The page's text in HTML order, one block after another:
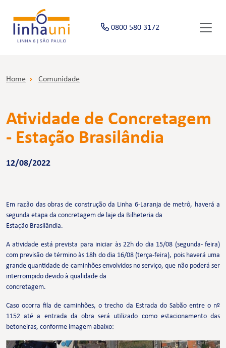
0800 580 3172
Home Comunidade
Atividade de Concretagem
- Estação Brasilândia
12/08/2022
Em razão das obras de construção da Linha 6-Laranja de metrô, haverá a
segunda etapa da concretagem de laje da Bilheteria da
Estação Brasilândia.
A atividade está prevista para iniciar às 22h do dia 15/08 (segunda- feira)
com previsão de término às 18h do dia 16/08 (terça-feira), pois haverá uma
grande quantidade de caminhões envolvidos no serviço, que não poderá ser
interrompido devido à qualidade da
concretagem.
Caso ocorra fila de caminhões, o trecho da Estrada do Sabão entre o nº
1152 até a entrada da obra será utilizado como estacionamento das
betoneiras, conforme imagem abaixo: